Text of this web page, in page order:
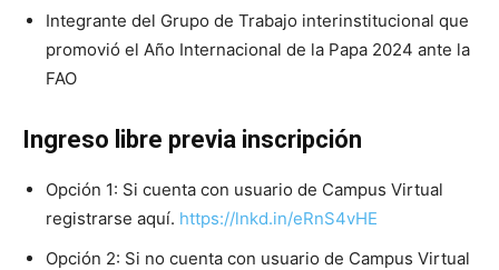
Integrante del Grupo de Trabajo interinstitucional que
promovió el Año Internacional de la Papa 2024 ante la
FAO
Ingreso libre previa inscripción
Opción 1: Si cuenta con usuario de Campus Virtual
registrarse aquí. https://lnkd.in/eRnS4vHE
Opción 2: Si no cuenta con usuario de Campus Virtual